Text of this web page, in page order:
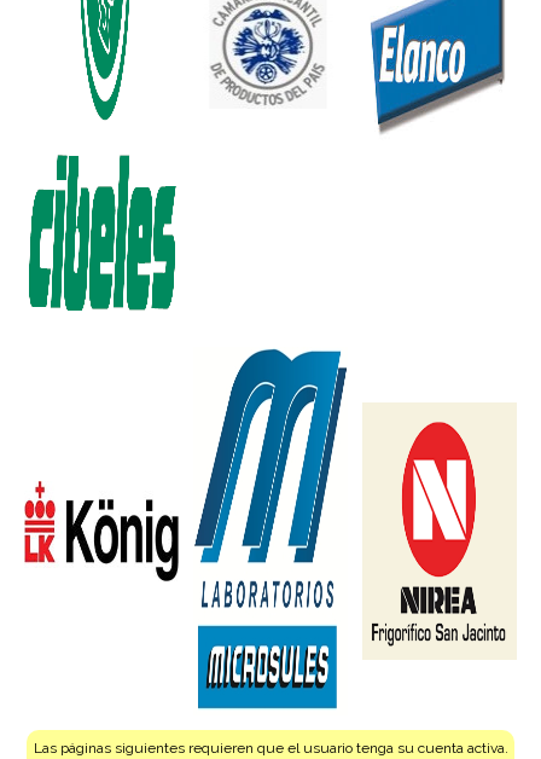
Las páginas siguientes requieren que el usuario tenga su cuenta activa.